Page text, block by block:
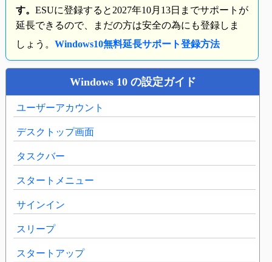
す。 ESUに登録すると2027年10月13日までサポートが
延長できるので、まだの方は安全の為にも登録しま
しょう。 Windows10無料延長サポート登録方法
Windows 10 の設定ガイド
ユーザーアカウント
デスクトップ画面
タスクバー
スタートメニュー
サインイン
スリープ
スタートアップ